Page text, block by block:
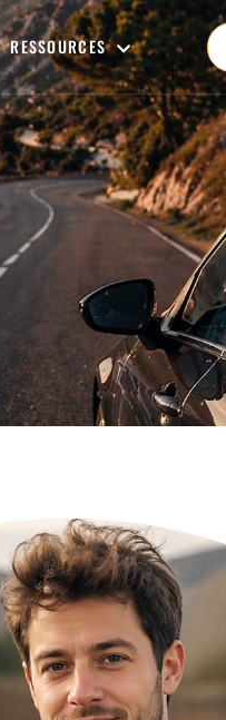
RESSOURCES